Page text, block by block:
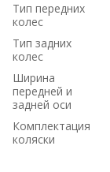
Тип передних
колес
Тип задних
колес
Ширина
передней и
задней оси
Комплектация
коляски